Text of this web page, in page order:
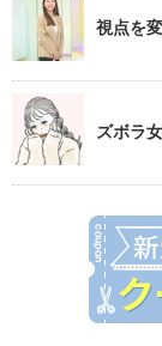
視点を
ズボラ